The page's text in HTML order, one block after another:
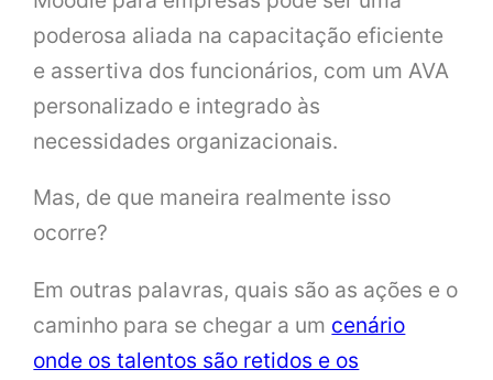
poderosa aliada na capacitação eficiente
e assertiva dos funcionários, com um AVA
personalizado e integrado às
necessidades organizacionais.
Mas, de que maneira realmente isso
ocorre?
Em outras palavras, quais são as ações e o
caminho para se chegar a um cenário
onde os talentos são retidos e os